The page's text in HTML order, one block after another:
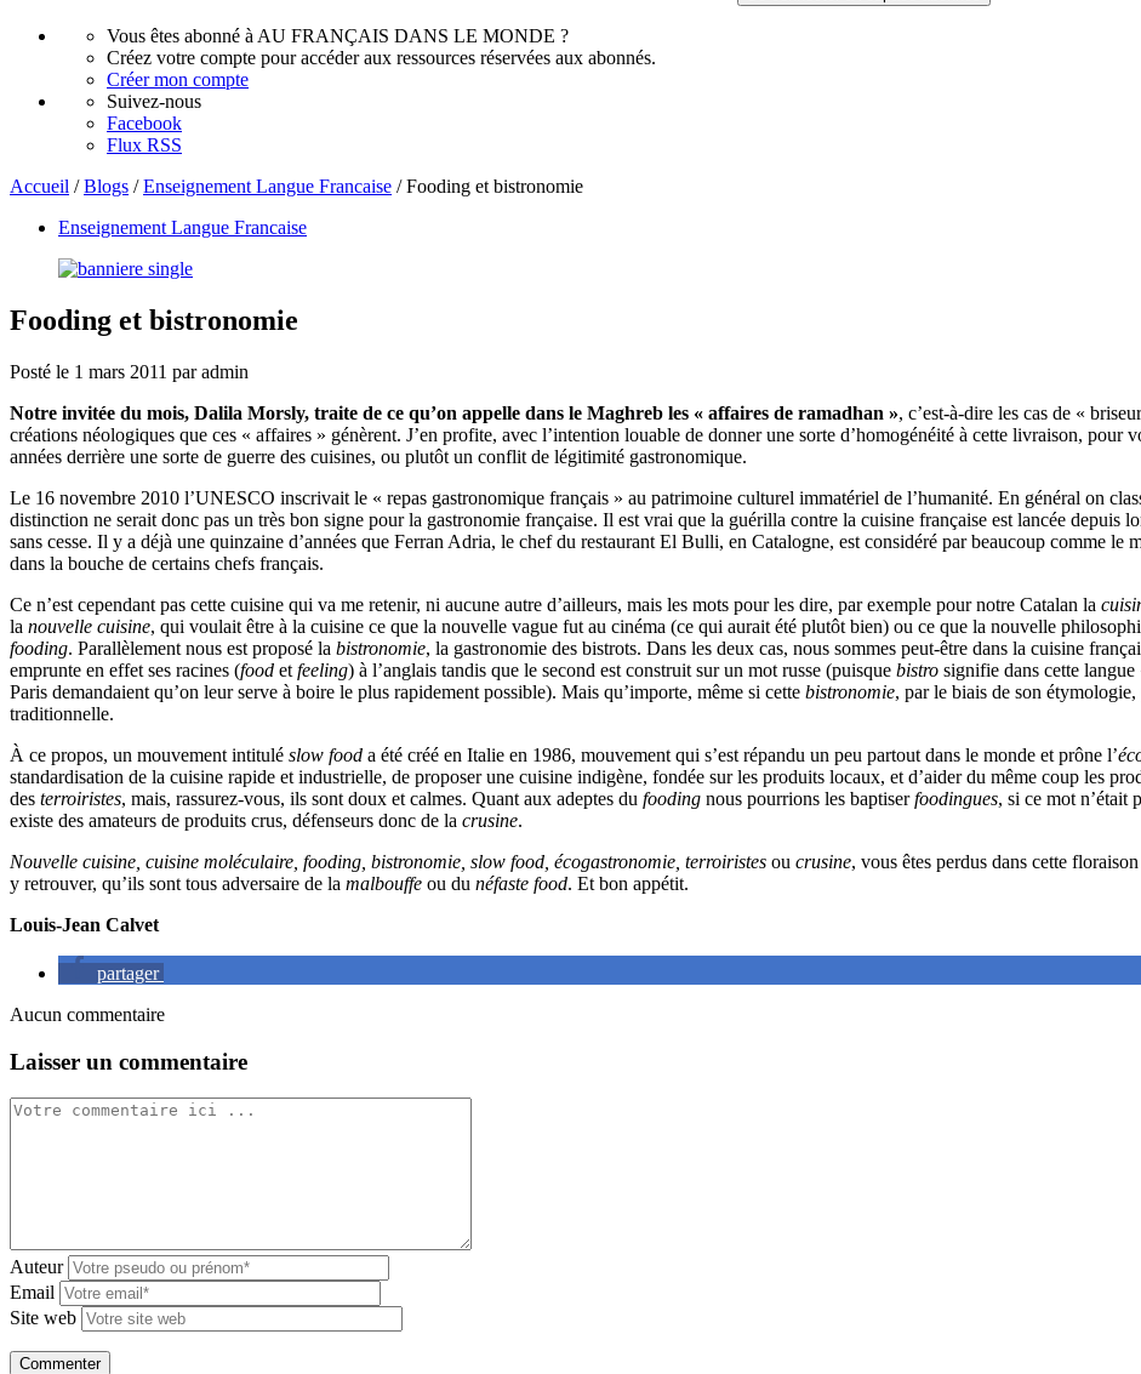
Vous êtes abonné à AU FRANÇAIS DANS LE MONDE ?
Créez votre compte pour accéder aux ressources réservées aux abonnés.
Créer mon compte
Suivez-nous
Facebook
Flux RSS
Accueil /Blogs /Enseignement Langue Francaise /Fooding et bistronomie
Enseignement Langue Francaise
Fooding et bistronomie
Posté le 1 mars 2011 par admin
Notre invitée du mois, Dalila Morsly, traite de ce qu’on appelle dans le Maghreb les « affaires de ramadhan », c’est-à-dire les cas de «
créations néologiques que ces « affaires » génèrent. J’en profite, avec l’intention louable de donner une sorte d’homogénéité à cette livraison, pour
années derrière une sorte de guerre des cuisines, ou plutôt un conflit de légitimité gastronomique.
Le 16 novembre 2010 l’UNESCO inscrivait le « repas gastronomique français » au patrimoine culturel immatériel de l’humanité. En général on
distinction ne serait donc pas un très bon signe pour la gastronomie française. Il est vrai que la guérilla contre la cuisine française est lancée depuis
sans cesse. Il y a déjà une quinzaine d’années que Ferran Adria, le chef du restaurant El Bulli, en Catalogne, est considéré par beaucoup comme
dans la bouche de certains chefs français.
Ce n’est cependant pas cette cuisine qui va me retenir, ni aucune autre d’ailleurs, mais les mots pour les dire, par exemple pour notre Catalan la
la nouvelle cuisine, qui voulait être à la cuisine ce que la nouvelle vague fut au cinéma (ce qui aurait été plutôt bien) ou ce que la nouvelle
fooding. Parallèlement nous est proposé la bistronomie, la gastronomie des bistrots. Dans les deux cas, nous sommes peut-être dans la cuisine
emprunte en effet ses racines (food et feeling) à l’anglais tandis que le second est construit sur un mot russe (puisque bistro signifie dans cette langue
Paris demandaient qu’on leur serve à boire le plus rapidement possible). Mais qu’importe, même si cette bistronomie, par le biais de son étymologie,
traditionnelle.
À ce propos, un mouvement intitulé slow food a été créé en Italie en 1986, mouvement qui s’est répandu un peu partout dans le monde et prône l’
standardisation de la cuisine rapide et industrielle, de proposer une cuisine indigène, fondée sur les produits locaux, et d’aider du même coup les
des terroiristes, mais, rassurez-vous, ils sont doux et calmes. Quant aux adeptes du fooding nous pourrions les baptiserfoodingues, si ce mot n’était
existe des amateurs de produits crus, défenseurs donc de la crusine.
Nouvelle cuisine, cuisine moléculaire, fooding, bistronomie, slow food, écogastronomie, terroiristes ou crusine, vous êtes perdus dans cette
y retrouver, qu’ils sont tous adversaire de la malbouffe ou du néfaste food. Et bon appétit.
Louis-Jean Calvet
partager
Aucun commentaire
Laisser un commentaire
Auteur
Email
Site web